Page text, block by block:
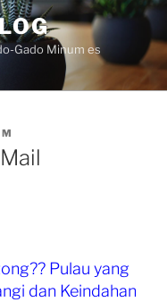
Gado Minum es
Pulau yang
dan Keindahan